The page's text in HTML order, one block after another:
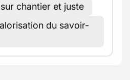
chantier et juste
du savoir-